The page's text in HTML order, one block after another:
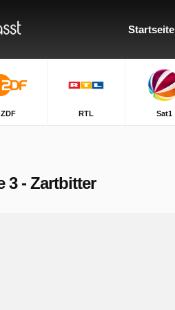
Startseite
ZDF RTL Sat1
3 - Zartbitter